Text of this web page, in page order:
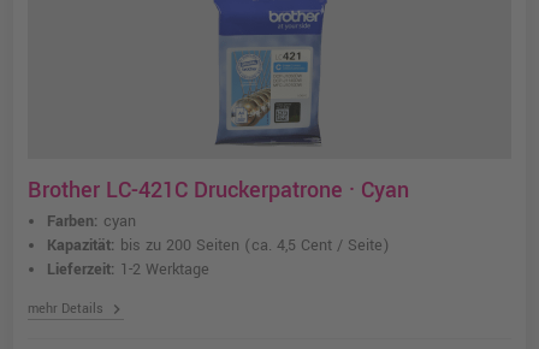
Brother LC-421C Druckerpatrone · Cyan
Farben: cyan
Kapazität: bis zu 200 Seiten (ca. 4,5 Cent / Seite)
Lieferzeit: 1-2 Werktage
mehr Details chevron_right